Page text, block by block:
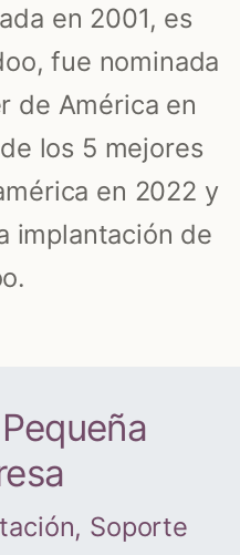
en 2001, es
fue nominada
de América en
los 5 mejores
en 2022 y
implantación de
Soporte